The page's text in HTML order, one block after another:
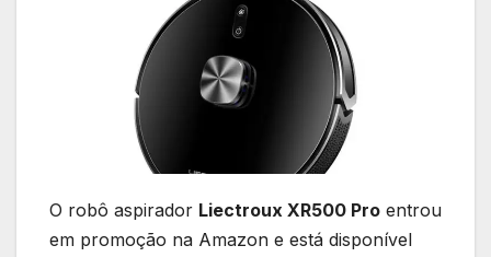
O robô aspirador Liectroux XR500 Pro entrou
em promoção na Amazon e está disponível